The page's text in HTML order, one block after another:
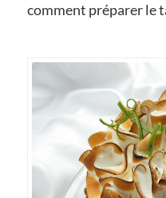
comment préparer le